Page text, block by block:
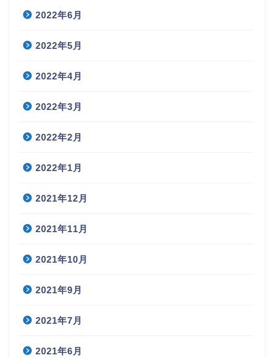
2022年6月
2022年5月
2022年4月
2022年3月
2022年2月
2022年1月
2021年12月
2021年11月
2021年10月
2021年9月
2021年7月
2021年6月